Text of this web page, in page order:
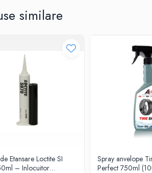
Flacon pulverizator cu pompa
250mlsimilare
Etansare Loctite SI
– Inlocuitor
Spray anvelope
Perfect 750ml